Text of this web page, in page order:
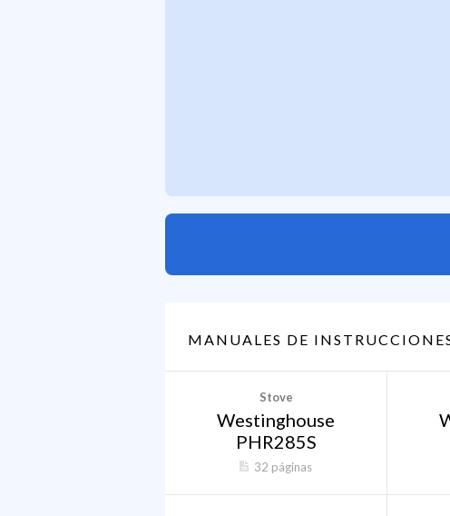
MANUALES DE
Stove
Westinghouse
PHR285S
32 páginas